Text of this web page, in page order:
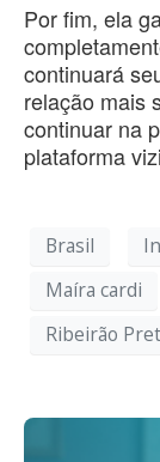
Por fim, ela
continuará
relação mais
continuar na
plataforma
Brasil
Maíra cardi
Ribeirão